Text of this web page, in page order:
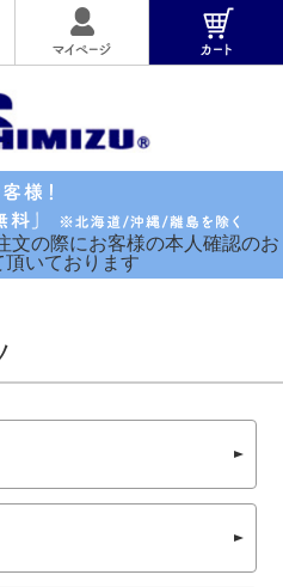
の際にお客様の本人確認のお
いております